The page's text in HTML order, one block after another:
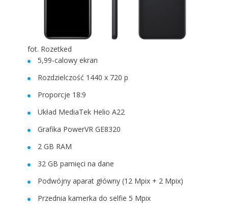
fot. Rozetked
5,99-calowy ekran
Rozdzielczość 1440 x 720 p
Proporcje 18:9
Układ MediaTek Helio A22
Grafika PowerVR GE8320
2 GB RAM
32 GB pamięci na dane
Podwójny aparat główny (12 Mpix + 2 Mpix)
Przednia kamerka do selfie 5 Mpix